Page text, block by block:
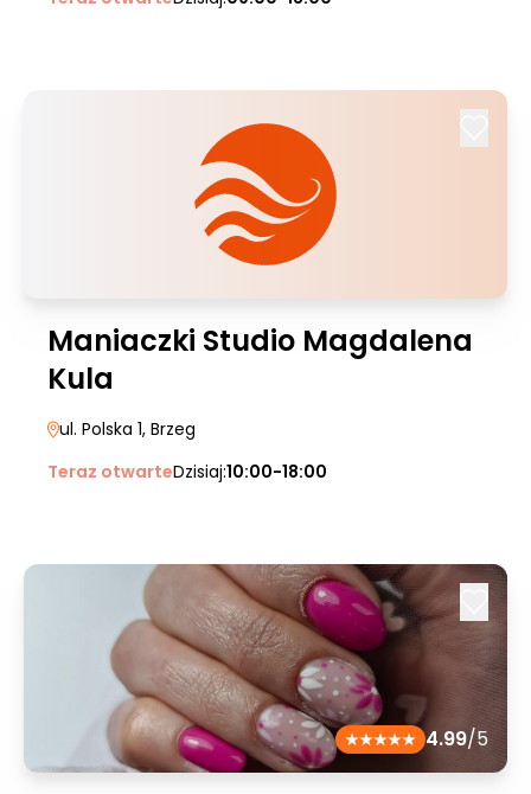
Maniaczki Studio Magdalena
Kula
ul. Polska 1, Brzeg
Teraz otwarteDzisiaj:10:00-18:00
4.99/5